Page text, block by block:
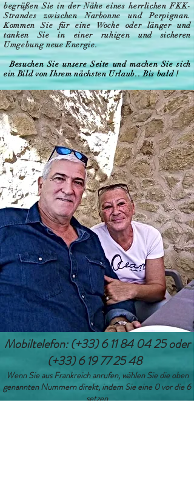
begrüßen Sie in der Nähe eines herrlichen FKK-
Strandes zwischen Narbonne und Perpignan.
Kommen Sie für eine Woche oder länger und
tanken Sie in einer ruhigen und sicheren
Umgebung neue Energie.
Besuchen Sie unsere Seite und machen Sie sich
ein Bild von Ihrem nächsten Urlaub.. Bis bald !
Mobiltelefon: (+33)6 11 84 04 25oder
(+33)6 19 77 25 48
Wenn Sie aus Frankreich anrufen, wählen Sie die oben
genannten Nummern direkt, indem Sie eine 0 vor die 6
setzen